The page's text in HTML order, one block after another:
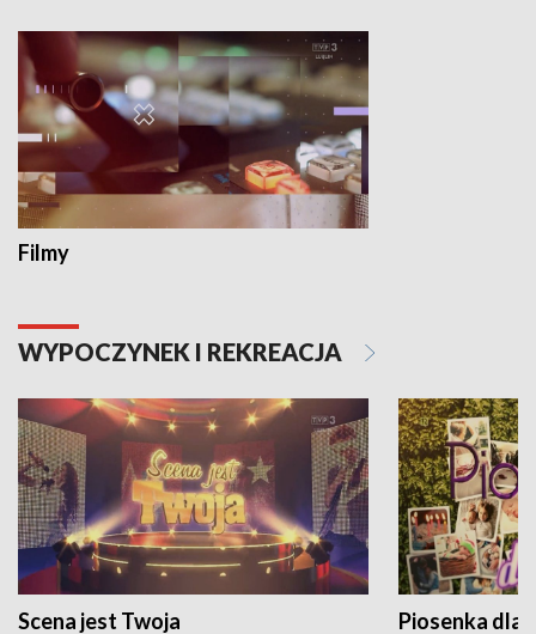
Filmy
WYPOCZYNEK I REKREACJA
Scena jest Twoja Piosenka dla